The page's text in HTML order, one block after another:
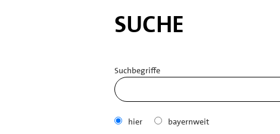
SUCHE
Suchbegriffe
hier bayernweit